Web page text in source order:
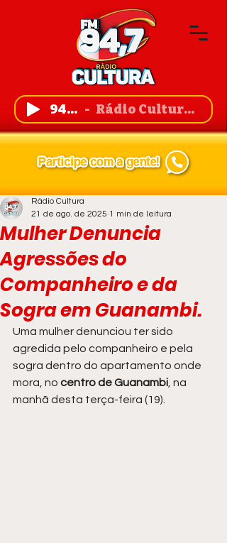
94,7 FM Rádio Cultura de Guanambi
Mulher Denuncia
Agressões do
Companheiro e da
Sogra em Guanambi.
Rádio Cultura
21 de ago. de 2025 1 min de leitura
Uma mulher denunciou ter sido
agredida pelo companheiro e pela
sogra dentro do apartamento onde
mora, no centro de Guanambi , na
manhã desta terça-feira (19).